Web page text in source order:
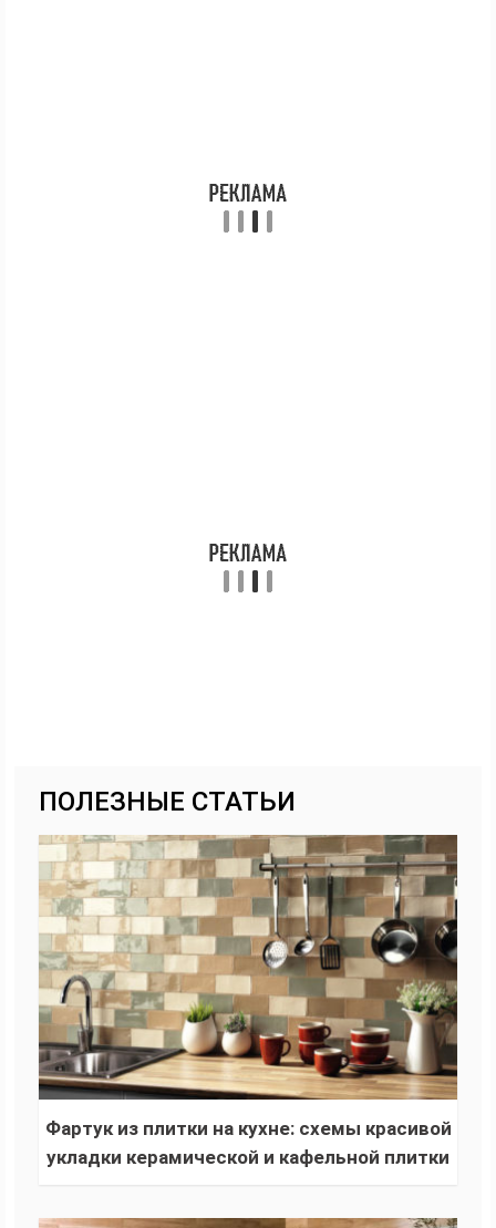
ПОЛЕЗНЫЕ СТАТЬИ
Фартук из плитки на кухне: схемы красивой
укладки керамической и кафельной плитки
фото)